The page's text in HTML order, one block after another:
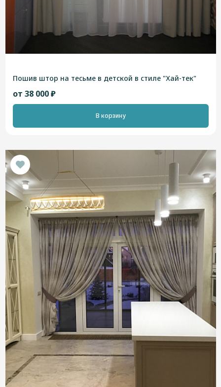
Пошив штор на тесьме в детской в стиле "Хай-тек"
от 38 000 ₽
В корзину